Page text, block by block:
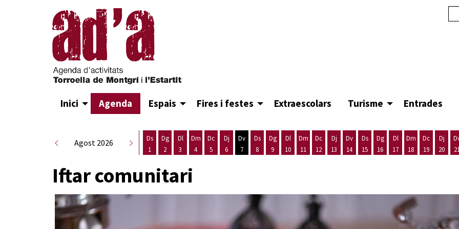
Inici Agenda Espais Fires i festes Extraescolars Turisme Entrades
Agost 2026
Ds
1
Dg
2
Dl
3
Dm
4
Dc
5
Dj
6
Dv
7
Ds
8
Dg
9
Dl
10
Dm
11
Dc
12
Dj
13
Dv
14
Ds
15
Dg
16
Dl
17
Dm
18
Dc
19
Dj
20
Iftar comunitari